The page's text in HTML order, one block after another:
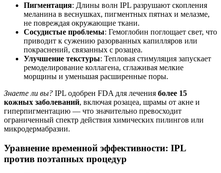
Пигментация: Длины волн IPL разрушают скопления
меланина в веснушках, пигментных пятнах и мелазме,
не повреждая окружающие ткани.
Сосудистые проблемы: Гемоглобин поглощает свет, что
приводит к сужению разорванных капилляров или
покраснений, связанных с розацеа.
Улучшение текстуры: Тепловая стимуляция запускает
ремоделирование коллагена, сглаживая мелкие
морщины и уменьшая расширенные поры.
Знаете ли вы? IPL одобрен FDA для лечения более 15
кожных заболеваний, включая розацеа, шрамы от акне и
гиперпигментацию — что значительно превосходит
ограниченный спектр действия химических пилингов или
микродермабразии.
Уравнение временной эффективности: IPL
против поэтапных процедур